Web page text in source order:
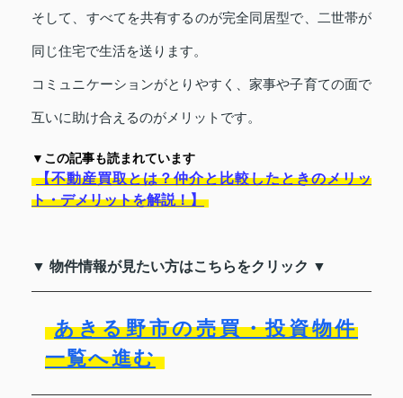
そして、すべてを共有するのが完全同居型で、二世帯が
同じ住宅で生活を送ります。
コミュニケーションがとりやすく、家事や子育ての面で
互いに助け合えるのがメリットです。
▼この記事も読まれています
【不動産買取とは？仲介と比較したときのメリッ
ト・デメリットを解説！】
▼ 物件情報が見たい方はこちらをクリック ▼
あきる野市の売買・投資物件
一覧へ進む